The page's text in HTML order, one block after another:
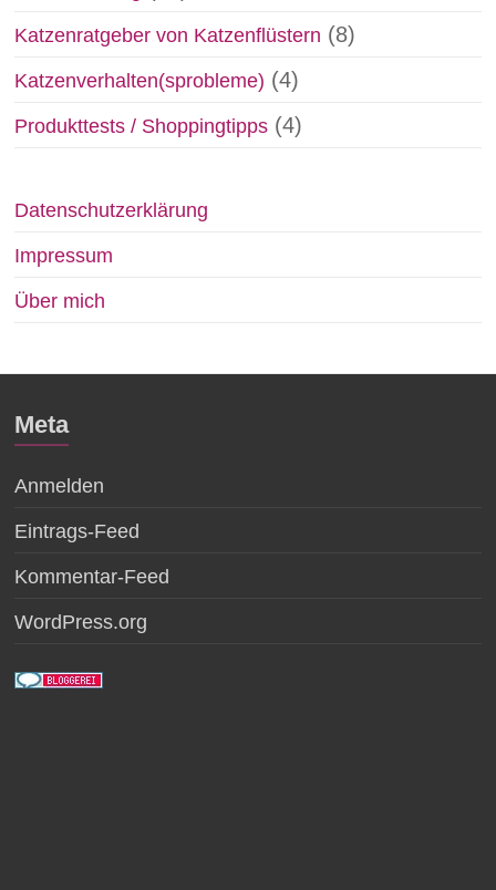
Katzenratgeber von Katzenflüstern (8)
Katzenverhalten(sprobleme) (4)
Produkttests / Shoppingtipps (4)
Datenschutzerklärung
Impressum
Über mich
Meta
Anmelden
Eintrags-Feed
Kommentar-Feed
WordPress.org